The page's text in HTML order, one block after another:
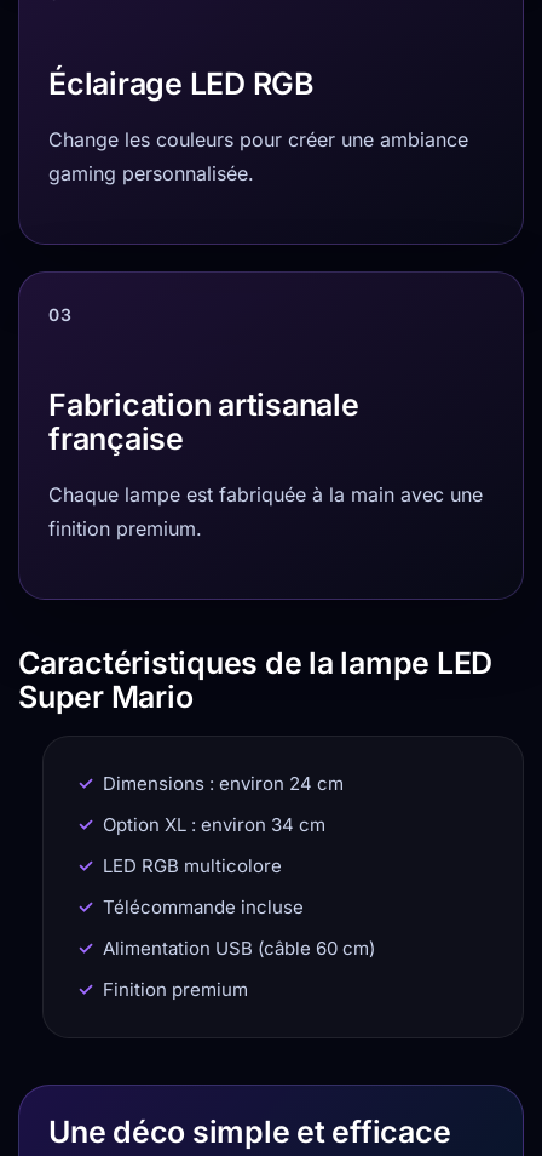
Éclairage LED RGB
Change les couleurs pour créer une ambiance
gaming personnalisée.
03
Fabrication artisanale
française
Chaque lampe est fabriquée à la main avec une
finition premium.
Caractéristiques de la lampe LED
Super Mario
Dimensions : environ 24 cm
Option XL : environ 34 cm
LED RGB multicolore
Télécommande incluse
Alimentation USB (câble 60 cm)
Finition premium
Une déco simple et efficace